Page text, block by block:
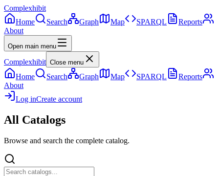
Complexhibit
Home
Search Graph Map SPARQL
Reports
About
Open main menu
Complexhibit Close menu
Home Search Graph Map SPARQL
Reports
About
Log inCreate account
All Catalogs
Browse and search the complete catalog.